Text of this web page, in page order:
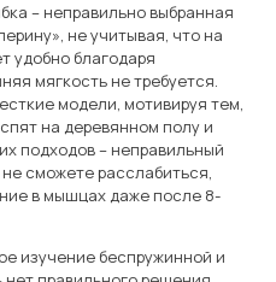
– неправильно выбранная
не учитывая, что на
удобно благодаря
мягкость не требуется.
модели, мотивируя тем,
на деревянном полу и
подходов – неправильный
сможете расслабиться,
в мышцах даже после 8-
изучение беспружинной и